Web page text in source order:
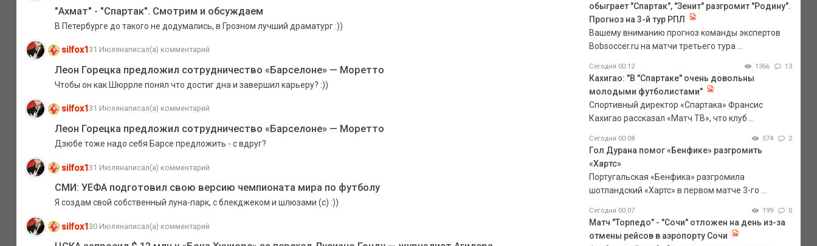
"Ахмат" - "Спартак". Смотрим и обсуждаем
В Петербурге до такого не додумались, в Грозном лучший драматург :))
silfox131 Июлянаписал(а) комментарий
Леон Горецка предложил сотрудничество «Барселоне» — Моретто
Чтобы он как Шюррле понял что достиг дна и завершил карьеру? :))
silfox131 Июлянаписал(а) комментарий
Леон Горецка предложил сотрудничество «Барселоне» — Моретто
Дзюбе тоже надо себя Барсе предложить - с вдруг?
silfox131 Июлянаписал(а) комментарий
СМИ: УЕФА подготовил свою версию чемпионата мира по футболу
Я создам свой собственный луна-парк, с блекджеком и шлюзами (с) :))
silfox130 Июлянаписал(а) комментарий
обыграет "Спартак", "Зенит" разгромит "Родину".
Прогноз на 3-й тур РПЛ
Вашему вниманию прогноз команды экспертов
Bobsoccer.ru на матчи третьего тура ...
Сегодня 00:12 1366 13
Кахигао: "В "Спартаке" очень довольны
молодыми футболистами"
Спортивный директор «Спартака» Франсис
Кахигао рассказал «Матч ТВ», что клуб ...
Сегодня 00:08 574 2
Гол Дурана помог «Бенфике» разгромить
«Хартс»
Португальская «Бенфика» разгромила
шотландский «Хартс» в первом матче 3-го ...
Сегодня 00:07 199 0
Матч "Торпедо" - "Сочи" отложен на день из-за
отмены рейсов в аэропорту Сочи